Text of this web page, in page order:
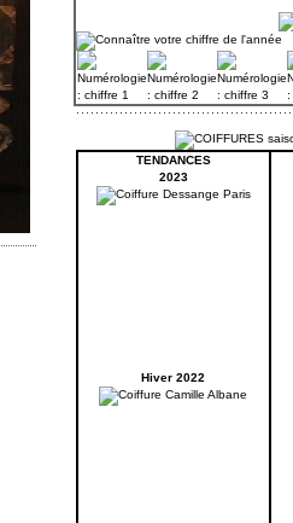
TENDANCES
2023
Hiver 2022